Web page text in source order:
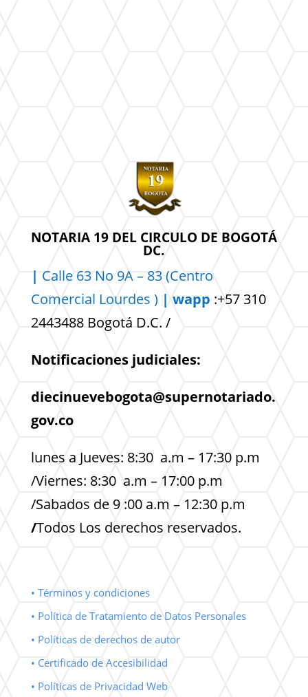
NOTARIA 19 DEL CIRCULO DE BOGOTÁ
DC.
| Calle 63 No 9A – 83 (Centro
Comercial Lourdes ) | wapp :+57 310
2443488 Bogotá D.C. /
Notificaciones judiciales:
diecinuevebogota@supernotariado.
gov.co
lunes a Jueves: 8:30 a.m – 17:30 p.m
/Viernes: 8:30 a.m – 17:00 p.m
/Sabados de 9 :00 a.m – 12:30 p.m
/Todos Los derechos reservados.
• Términos y condiciones
• Política de Tratamiento de Datos Personales
• Políticas de derechos de autor
• Certificado de Accesibilidad
• Políticas de Privacidad Web